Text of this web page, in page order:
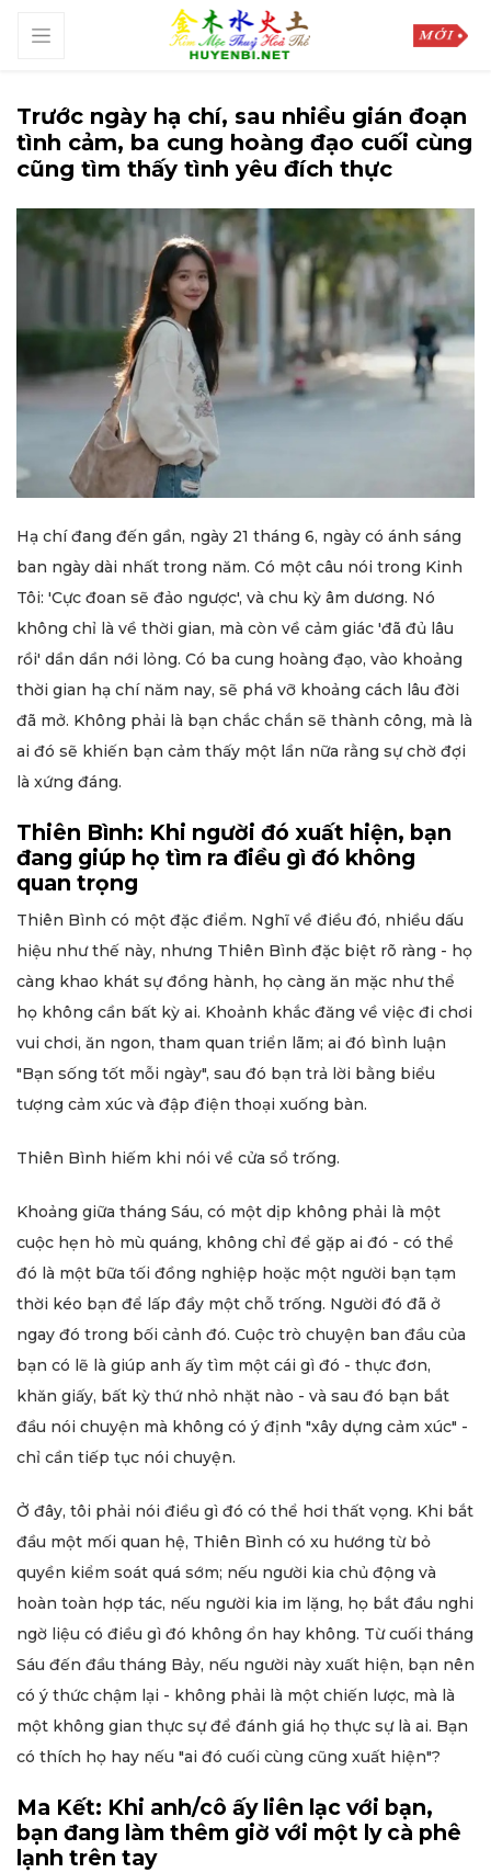
Trước ngày hạ chí, sau nhiều gián đoạn
tình cảm, ba cung hoàng đạo cuối cùng
cũng tìm thấy tình yêu đích thực
Hạ chí đang đến gần, ngày 21 tháng 6, ngày có ánh sáng
ban ngày dài nhất trong năm. Có một câu nói trong Kinh
Tôi: 'Cực đoan sẽ đảo ngược', và chu kỳ âm dương. Nó
không chỉ là về thời gian, mà còn về cảm giác 'đã đủ lâu
rồi' dần dần nới lỏng. Có ba cung hoàng đạo, vào khoảng
thời gian hạ chí năm nay, sẽ phá vỡ khoảng cách lâu đời
đã mở. Không phải là bạn chắc chắn sẽ thành công, mà là
ai đó sẽ khiến bạn cảm thấy một lần nữa rằng sự chờ đợi
là xứng đáng.
Thiên Bình: Khi người đó xuất hiện, bạn
đang giúp họ tìm ra điều gì đó không
quan trọng
Thiên Bình có một đặc điểm. Nghĩ về điều đó, nhiều dấu
hiệu như thế này, nhưng Thiên Bình đặc biệt rõ ràng - họ
càng khao khát sự đồng hành, họ càng ăn mặc như thể
họ không cần bất kỳ ai. Khoảnh khắc đăng về việc đi chơi
vui chơi, ăn ngon, tham quan triển lãm; ai đó bình luận
"Bạn sống tốt mỗi ngày", sau đó bạn trả lời bằng biểu
tượng cảm xúc và đập điện thoại xuống bàn.
Thiên Bình hiếm khi nói về cửa sổ trống.
Khoảng giữa tháng Sáu, có một dịp không phải là một
cuộc hẹn hò mù quáng, không chỉ để gặp ai đó - có thể
đó là một bữa tối đồng nghiệp hoặc một người bạn tạm
thời kéo bạn để lấp đầy một chỗ trống. Người đó đã ở
ngay đó trong bối cảnh đó. Cuộc trò chuyện ban đầu của
bạn có lẽ là giúp anh ấy tìm một cái gì đó - thực đơn,
khăn giấy, bất kỳ thứ nhỏ nhặt nào - và sau đó bạn bắt
đầu nói chuyện mà không có ý định "xây dựng cảm xúc" -
chỉ cần tiếp tục nói chuyện.
Ở đây, tôi phải nói điều gì đó có thể hơi thất vọng. Khi bắt
đầu một mối quan hệ, Thiên Bình có xu hướng từ bỏ
quyền kiểm soát quá sớm; nếu người kia chủ động và
hoàn toàn hợp tác, nếu người kia im lặng, họ bắt đầu nghi
ngờ liệu có điều gì đó không ổn hay không. Từ cuối tháng
Sáu đến đầu tháng Bảy, nếu người này xuất hiện, bạn nên
có ý thức chậm lại - không phải là một chiến lược, mà là
một không gian thực sự để đánh giá họ thực sự là ai. Bạn
có thích họ hay nếu "ai đó cuối cùng cũng xuất hiện"?
Ma Kết: Khi anh/cô ấy liên lạc với bạn,
bạn đang làm thêm giờ với một ly cà phê
lạnh trên tay